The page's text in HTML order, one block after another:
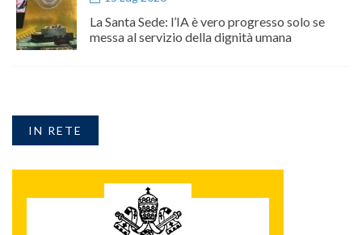
La Santa Sede: l’IA è vero progresso solo se
messa al servizio della dignità umana
IN RETE